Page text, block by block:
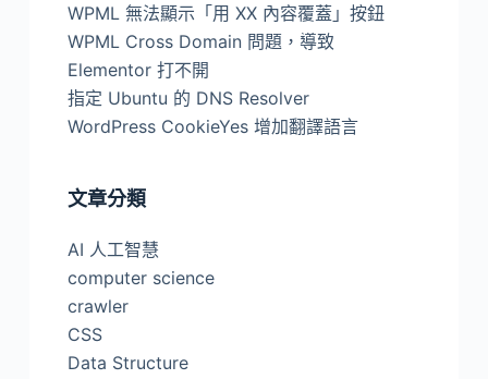
WPML 無法顯示「用 XX 內容覆蓋」按鈕
WPML Cross Domain 問題，導致
Elementor 打不開
指定 Ubuntu 的 DNS Resolver
WordPress CookieYes 增加翻譯語言
文章分類
AI 人工智慧
computer science
crawler
CSS
Data Structure